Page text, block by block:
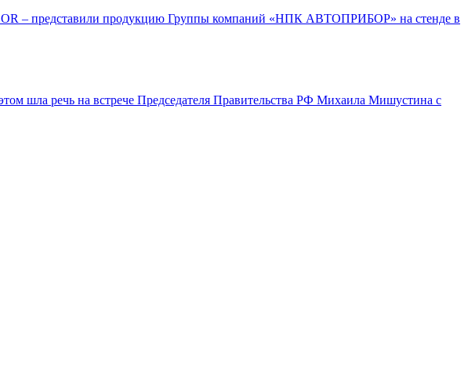
– представили продукцию Группы компаний «НПК АВТОПРИБОР» на стенде в
шла речь на встрече Председателя Правительства РФ Михаила Мишустина с